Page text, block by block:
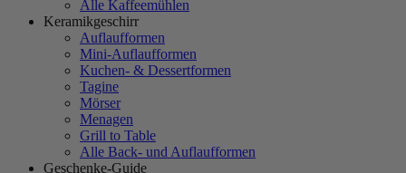
Alle Kaffeemühlen
Keramikgeschirr
Auflaufformen
Mini-Auflaufformen
Kuchen- & Dessertformen
Tagine
Mörser
Menagen
Grill to Table
Alle Back- und Auflaufformen
Geschenke-Guide